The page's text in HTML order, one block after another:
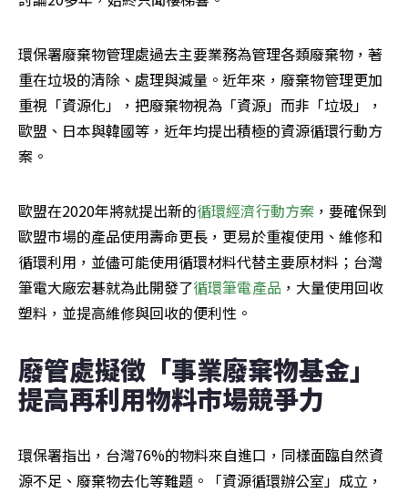
環保署廢棄物管理處過去主要業務為管理各類廢棄物，著
重在垃圾的清除、處理與減量。近年來，廢棄物管理更加
重視「資源化」，把廢棄物視為「資源」而非「垃圾」，
歐盟、日本與韓國等，近年均提出積極的資源循環行動方
案。
歐盟在2020年將就提出新的循環經濟行動方案 ，要確保到
歐盟市場的產品使用壽命更長，更易於重複使用、維修和
循環利用，並儘可能使用循環材料代替主要原材料；台灣
筆電大廠宏碁就為此開發了循環筆電產品 ，大量使用回收
塑料，並提高維修與回收的便利性。
廢管處擬徵「事業廢棄物基金」
提高再利用物料市場競爭力
環保署指出，台灣76%的物料來自進口，同樣面臨自然資
源不足、廢棄物去化等難題。「資源循環辦公室」成立，